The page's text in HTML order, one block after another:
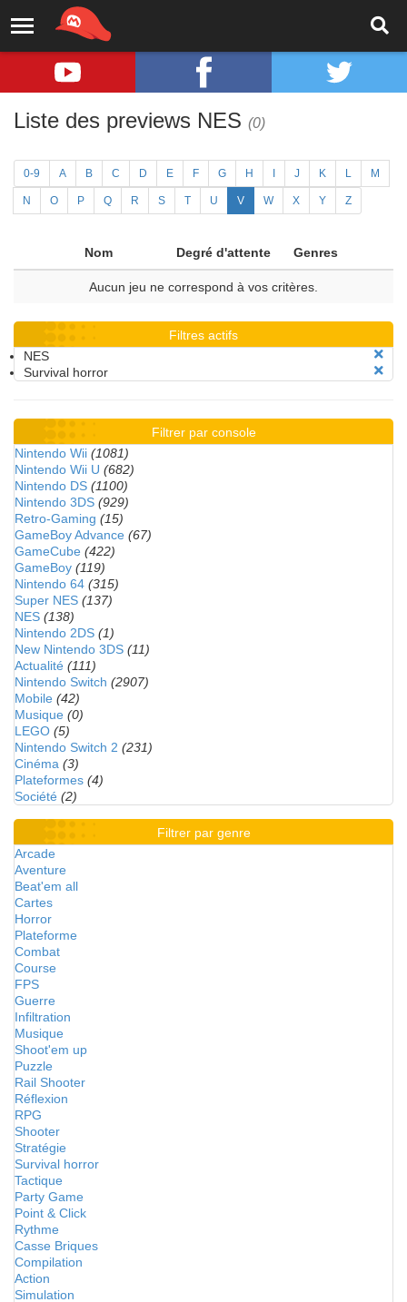
Liste des previews NES (0)
0-9 A B C D E F G H J K L M
N O P Q R S T U V W X Y Z
Nom Degré d'attente Genres
Aucun jeu ne correspond à vos critères.
Filtres actifs
NES
Survival horror
Filtrer par console
Nintendo Wii (1081)
Nintendo Wii U (682)
Nintendo DS (1100)
Nintendo 3DS (929)
Retro-Gaming (15)
GameBoy Advance (67)
GameCube (422)
GameBoy (119)
Nintendo 64 (315)
Super NES (137)
NES (138)
Nintendo 2DS (1)
New Nintendo 3DS (11)
Actualité (111)
Nintendo Switch (2907)
Mobile (42)
Musique (0)
LEGO (5)
Nintendo Switch 2 (231)
Cinéma (3)
Plateformes (4)
Société (2)
Filtrer par genre
Arcade
Aventure
Beat'em all
Cartes
Horror
Plateforme
Combat
Course
FPS
Guerre
Infiltration
Musique
Shoot'em up
Puzzle
Rail Shooter
Réflexion
RPG
Shooter
Stratégie
Survival horror
Tactique
Party Game
Point & Click
Rythme
Casse Briques
Compilation
Action
Simulation